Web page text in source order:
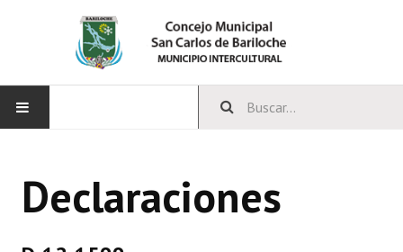
CONCEJO
Declaraciones